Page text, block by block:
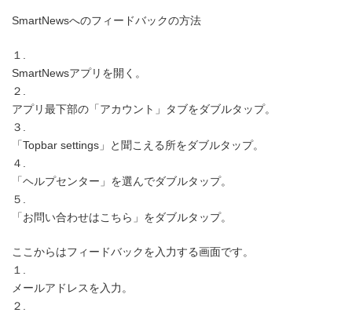
新
SmartNewsへのフィードバックの方法
１.
SmartNewsアプリを開く。
２.
アプリ最下部の「アカウント」タブをダブルタップ。
３.
「Topbar settings」と聞こえる所をダブルタップ。
４.
「ヘルプセンター」を選んでダブルタップ。
５.
「お問い合わせはこちら」をダブルタップ。
ここからはフィードバックを入力する画面です。
１.
メールアドレスを入力。
２.